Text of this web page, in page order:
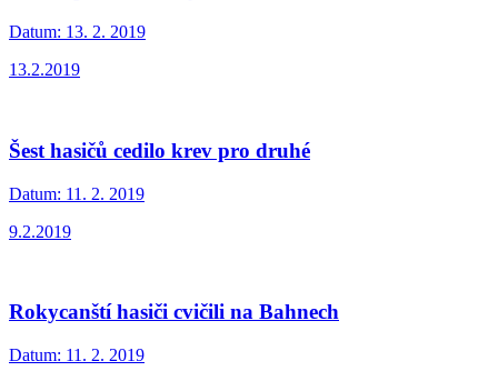
Datum: 13. 2. 2019
13.2.2019
Šest hasičů cedilo krev pro druhé
Datum: 11. 2. 2019
9.2.2019
Rokycanští hasiči cvičili na Bahnech
Datum: 11. 2. 2019